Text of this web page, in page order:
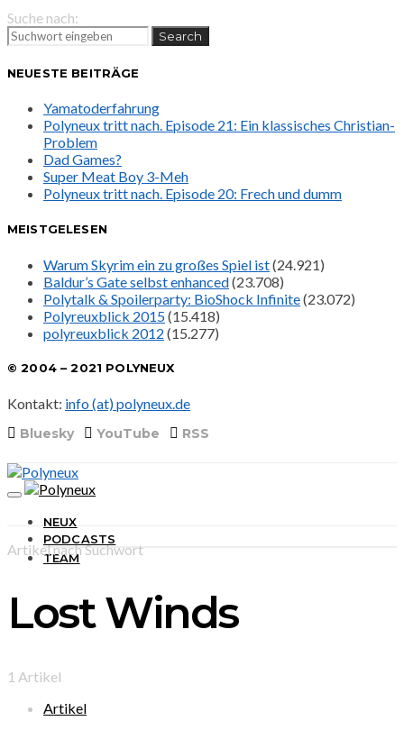
Suche nach:
Search
NEUESTE BEITRÄGE
Yamatoderfahrung
Polyneux tritt nach. Episode 21: Ein klassisches Christian-
Problem
Dad Games?
Super Meat Boy 3-Meh
Polyneux tritt nach. Episode 20: Frech und dumm
MEISTGELESEN
Warum Skyrim ein zu großes Spiel ist(24.921)
Baldur’s Gate selbst enhanced(23.708)
Polytalk & Spoilerparty: BioShock Infinite(23.072)
Polyreuxblick 2015(15.418)
polyreuxblick 2012 (15.277)
© 2004 – 2021 POLYNEUX
Kontakt: info (at) polyneux.de
Bluesky YouTube RSS
NEUX
PODCASTS
TEAM
Artikel nach Suchwort
Lost Winds
1 Artikel
Artikel